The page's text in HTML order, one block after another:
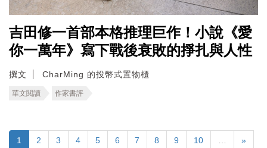
吉田修一首部本格推理巨作！小說《愛
你一萬年》寫下戰後衰敗的掙扎與人性
撰文 CharMing 的投幣式置物櫃
華文閱讀 作家書評
1 2 3 4 5 6 7 8 9 10 »